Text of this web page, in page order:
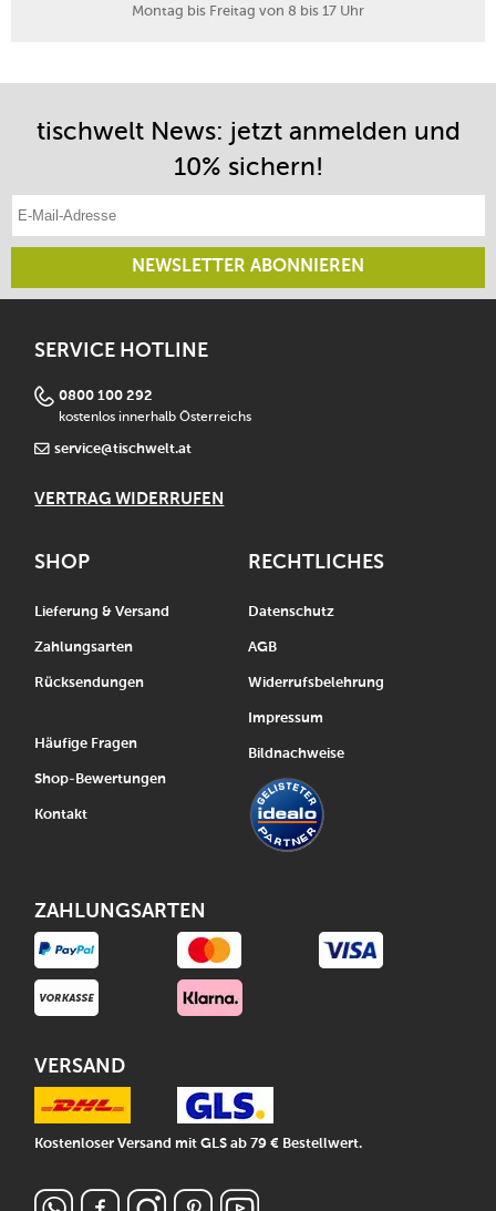
Montag bis Freitag von 8 bis 17 Uhr
tischwelt News: jetzt anmelden und
10% sichern!
NEWSLETTER ABONNIEREN
SERVICE HOTLINE
0800 100 292
kostenlos innerhalb Österreichs
service@tischwelt.at
VERTRAG WIDERRUFEN
SHOP
Lieferung & Versand
Zahlungsarten
Rücksendungen
Häufige Fragen
Shop-Bewertungen
Kontakt
RECHTLICHES
Datenschutz
AGB
Widerrufsbelehrung
Impressum
Bildnachweise
ZAHLUNGSARTEN
VERSAND
Kostenloser Versand mit GLS ab 79 € Bestellwert.